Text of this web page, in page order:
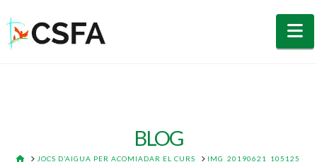
BLOG
HOMEJOCS D’AIGUA PER ACOMIADAR EL CURS IMG_20190621_105125